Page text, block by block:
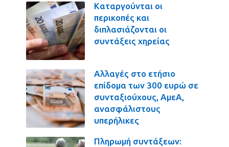
Καταργούνται οι
περικοπές και
διπλασιάζονται οι
συντάξεις χηρείας
Αλλαγές στο ετήσιο
επίδομα των 300 ευρώ σε
συνταξιούχους, ΑμεΑ,
ανασφάλιστους
υπερήλικες
Πληρωμή συντάξεων: